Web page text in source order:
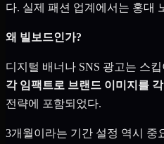
다. 실제 패션 업계에서는 홍대
왜 빌보드인가?
디지털 배너나 SNS 광고는 스
각 임팩트로 브랜드 이미지를
전략에 포함되었다.
3개월이라는 기간 설정 역시 중